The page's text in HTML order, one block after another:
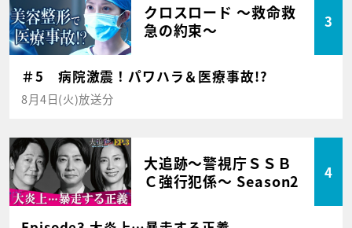
クロスロード ～救命救
急の約束～
3
＃5 病院激震！パワハラ＆医療事故!?
8月4日(火)放送分
大追跡～警視庁ＳＳＢ
Ｃ強行犯係～ Season2
4